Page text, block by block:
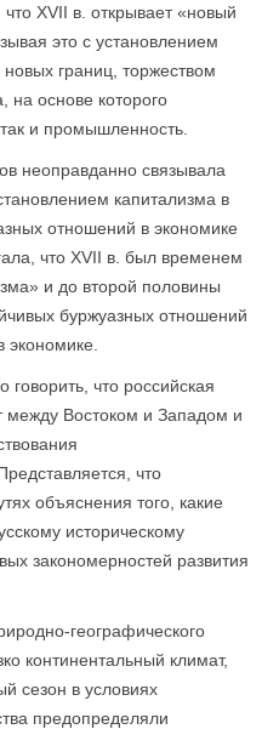
XVII в. открывает «новый
это с установлением
границ, торжеством
на основе которого
и промышленность.
неоправданно связывала
капитализма в
отношений в экономике
что XVII в. был временем
и до второй половины
буржуазных отношений
экономике.
что российская
между Востоком и Западом и
что
объяснения того, какие
историческому
закономерностей развития
географического
континентальный климат,
сезон в условиях
предопределяли